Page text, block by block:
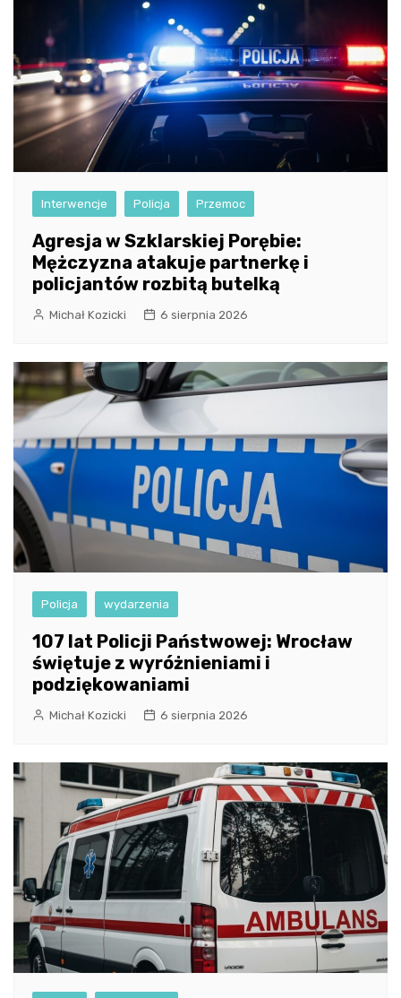
Interwencje Policja Przemoc
Agresja w Szklarskiej Porębie:
Mężczyzna atakuje partnerkę i
policjantów rozbitą butelką
Michał Kozicki 6 sierpnia 2026
Policja wydarzenia
107 lat Policji Państwowej: Wrocław
świętuje z wyróżnieniami i
podziękowaniami
Michał Kozicki 6 sierpnia 2026